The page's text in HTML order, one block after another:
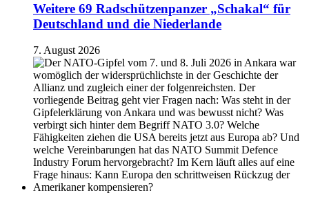
Weitere 69 Radschützenpanzer „Schakal“ für
Deutschland und die Niederlande
7. August 2026